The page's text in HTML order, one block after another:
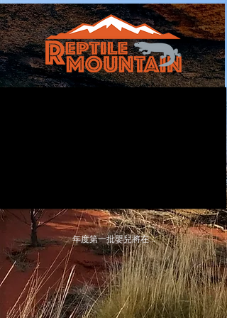
年度第一批嬰兒將在...